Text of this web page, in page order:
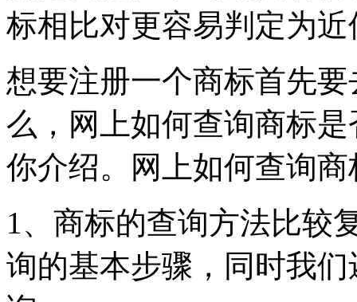
标相比对更容易判定
想要注册一个商标首先
么，网上如何查询商标
你介绍。网上如何查询
1、商标的查询方法比较
询的基本步骤，同时我